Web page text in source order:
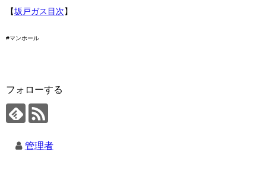
【坂戸ガス目次】
#マンホール
フォローする
管理者